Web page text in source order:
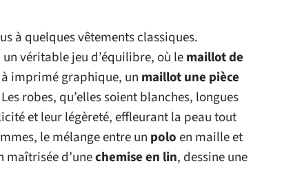
à quelques vêtements classiques.
un véritable jeu d’équilibre, où lemaillot de
imprimé graphique, un maillot une pièce
robes, qu’elles soient blanches, longues
et leur légèreté, effleurant la peau tout
le mélange entre un poloen maille et
d’unechemise en lin, dessine une